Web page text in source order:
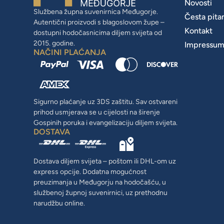
Službena župna suvenirnica Međugorje.
Autentični proizvodi s blagoslovom župe –
dostupni hodočasnicima diljem svijeta od
2015. godine.
NAČINI PLAĆANJA
Sigurno plaćanje uz 3DS zaštitu. Sav ostvareni
prihod usmjerava se u cijelosti na širenje
Gospinih poruka i evangelizaciju diljem svijeta.
DOSTAVA
Dostava diljem svijeta – poštom ili DHL-om uz
express opcije. Dodatna mogućnost
preuzimanja u Međugorju na hodočašću, u
službenoj župnoj suvenirnici, uz prethodnu
narudžbu online.
Novosti
Česta
Kontakt